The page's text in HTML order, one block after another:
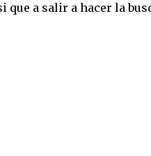
que a salir a hacer la